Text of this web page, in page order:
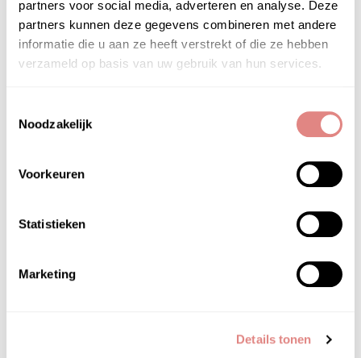
partners voor social media, adverteren en analyse. Deze
partners kunnen deze gegevens combineren met andere
informatie die u aan ze heeft verstrekt of die ze hebben
verzameld op basis van uw gebruik van hun services.
Noodzakelijk
Voorkeuren
Statistieken
Marketing
Details tonen
gereinigde en gehydrateerde huid. Goed met de
vingers verdelen voor een egale verdeling. De
bijwerken gedurende de dag mogelijk.
rijstzemelenolie